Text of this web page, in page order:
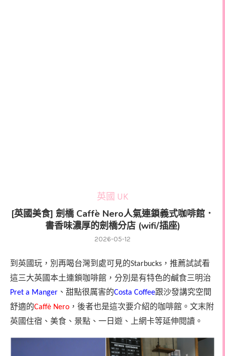
英國 UK
[英國美食] 劍橋 Caffè Nero人氣連鎖義式咖啡館．
書香味濃厚的劍橋分店 (wifi/插座)
2026-05-12
到英國玩，別再喝台灣到處可見的Starbucks ，推薦試試看
這三大英國本土連鎖咖啡館，分別是有特色的鹹食三明治
Pret a Manger 、甜點很厲害的Costa Coffee跟沙發講究空間
舒適的Caffè Nero ，後者也是這次要介紹的咖啡館。文末附
英國住宿、美食、景點、一日遊、上網卡等延伸閱讀。